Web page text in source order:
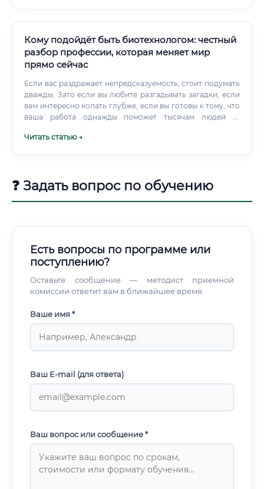
Кому подойдёт быть биотехнологом: честный
разбор профессии, которая меняет мир
прямо сейчас
Если вас раздражает непредсказуемость, стоит подумать
дважды. Зато если вы любите разгадывать загадки, если
вам интересно копать глубже, если вы готовы к тому, что
ваша работа однажды поможет тысячам людей —
работы биотехнолога Здесь важно разделить: есть
исполнителем или настоящим экспертом.
Читать статью →
❓ Задать вопрос по обучению
Есть вопросы по программе или
поступлению?
Оставьте сообщение — методист приемной
комиссии ответит вам в ближайшее время.
Ваше имя *
Ваш E-mail (для ответа)
Ваш вопрос или сообщение *